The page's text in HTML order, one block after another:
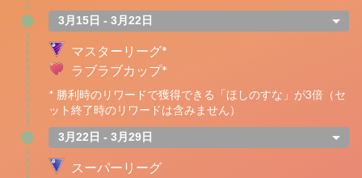
3月15日 - 3月22日
マスターリーグ*
ラブラブカップ*
* 勝利時のリワードで獲得できる「ほしのすな」が3倍（セ
ット終了時のリワードは含みません）
3月22日 - 3月29日
スーパーリーグ